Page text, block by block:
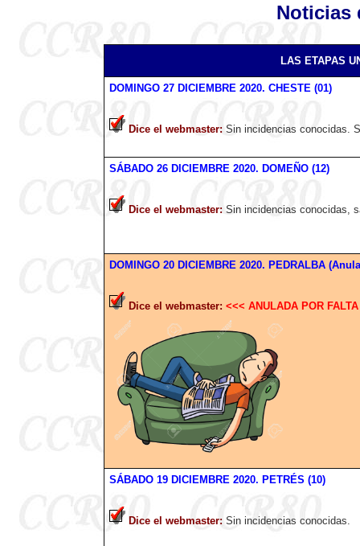
Noticias
LAS ETAPAS
DOMINGO27 DICIEMBRE 2020. CHESTE (01)
Dice el webmaster: Sin incidencias conocidas.
SÁBADO 26 DICIEMBRE 2020. DOMEÑO (12)
Dice el webmaster: Sin incidencias conocidas,
DOMINGO20 DICIEMBRE 2020. PEDRALBA
Dice el webmaster: <<< ANULADA POR
SÁBADO 19 DICIEMBRE 2020. PETRÉS (10)
Dice el webmaster: Sin incidencias conocidas.